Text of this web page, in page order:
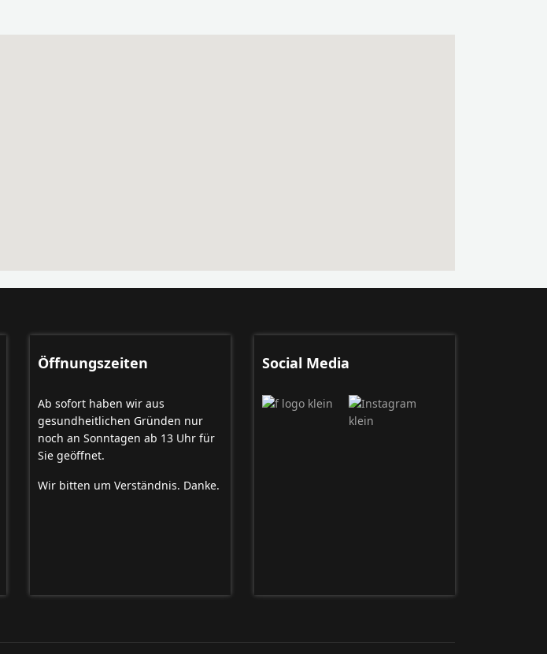
Öffnungszeiten
Ab sofort haben wir aus
gesundheitlichen Gründen nur
noch an Sonntagen ab 13 Uhr für
Sie geöffnet.
Wir bitten um Verständnis. Danke.
Social Media